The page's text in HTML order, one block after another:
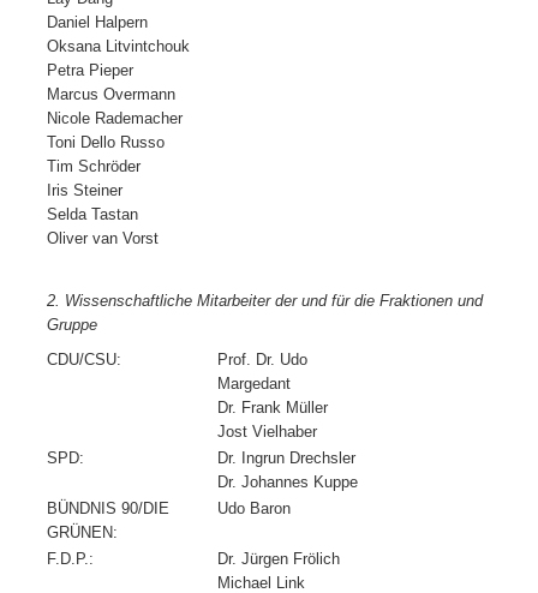
Daniel Halpern
Oksana Litvintchouk
Petra Pieper
Marcus Overmann
Nicole Rademacher
Toni Dello Russo
Tim Schröder
Iris Steiner
Selda Tastan
Oliver van Vorst
2. Wissenschaftliche Mitarbeiter der und für die Fraktionen und
Gruppe
CDU/CSU:
Prof. Dr. Udo
Margedant
Dr. Frank Müller
Jost Vielhaber
SPD:
Dr. Ingrun Drechsler
Dr. Johannes Kuppe
BÜNDNIS 90/DIE
GRÜNEN:
Udo Baron
F.D.P.:
Dr. Jürgen Frölich
Michael Link